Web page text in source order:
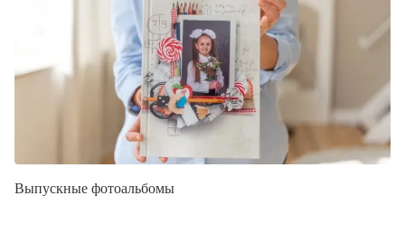
Выпускные фотоальбомы